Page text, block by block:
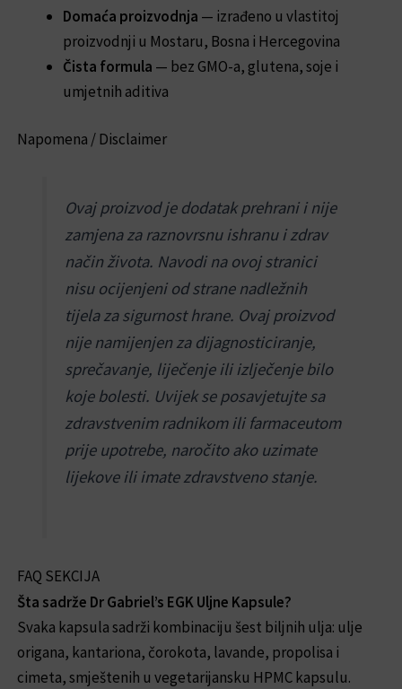
Domaća proizvodnja — izrađeno u vlastitoj
proizvodnji u Mostaru, Bosna i Hercegovina
Čista formula — bez GMO-a, glutena, soje i
umjetnih aditiva
Napomena / Disclaimer
Ovaj proizvod je dodatak prehrani i nije
zamjena za raznovrsnu ishranu i zdrav
način života. Navodi na ovoj stranici
nisu ocijenjeni od strane nadležnih
tijela za sigurnost hrane. Ovaj proizvod
nije namijenjen za dijagnosticiranje,
sprečavanje, liječenje ili izlječenje bilo
koje bolesti. Uvijek se posavjetujte sa
zdravstvenim radnikom ili farmaceutom
prije upotrebe, naročito ako uzimate
lijekove ili imate zdravstveno stanje.
FAQ SEKCIJA
Šta sadrže Dr Gabriel’s EGK Uljne Kapsule?
Svaka kapsula sadrži kombinaciju šest biljnih ulja: ulje
origana, kantariona, čorokota, lavande, propolisa i
cimeta, smještenih u vegetarijansku HPMC kapsulu.